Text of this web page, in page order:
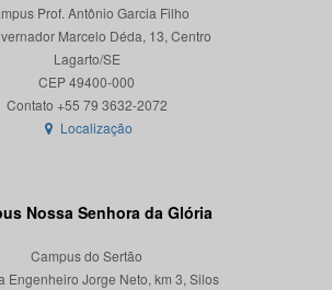
Prof. Antônio Garcia Filho
Marcelo Déda, 13, Centro
Lagarto/SE
CEP 49400-000
Localização
Nossa Senhora da Glória
Campus do Sertão
Engenheiro Jorge Neto, km 3, Silos